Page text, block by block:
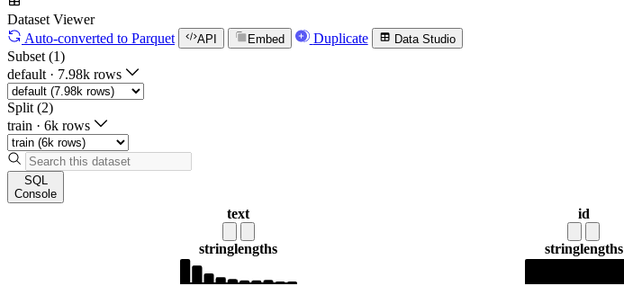
Dataset Viewer
Auto-converted to Parquet API Embed Duplicate Data Studio
Subset (1)
default · 7.98k rows
Split (2)
train · 6k rows
SQL
Console
text
stringlengths
id
stringlengths